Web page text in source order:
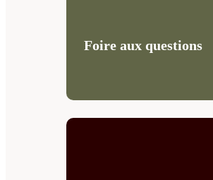
Foire aux questions